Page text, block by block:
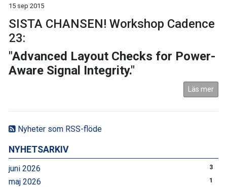
Nyheter som RSS-flöde
NYHETSARKIV
juni 2026 3
maj 2026 1
15 sep 2015
SISTA CHANSEN! Workshop Cadence
23:
"Advanced Layout Checks for Power-
Aware Signal Integrity."
Läs mer